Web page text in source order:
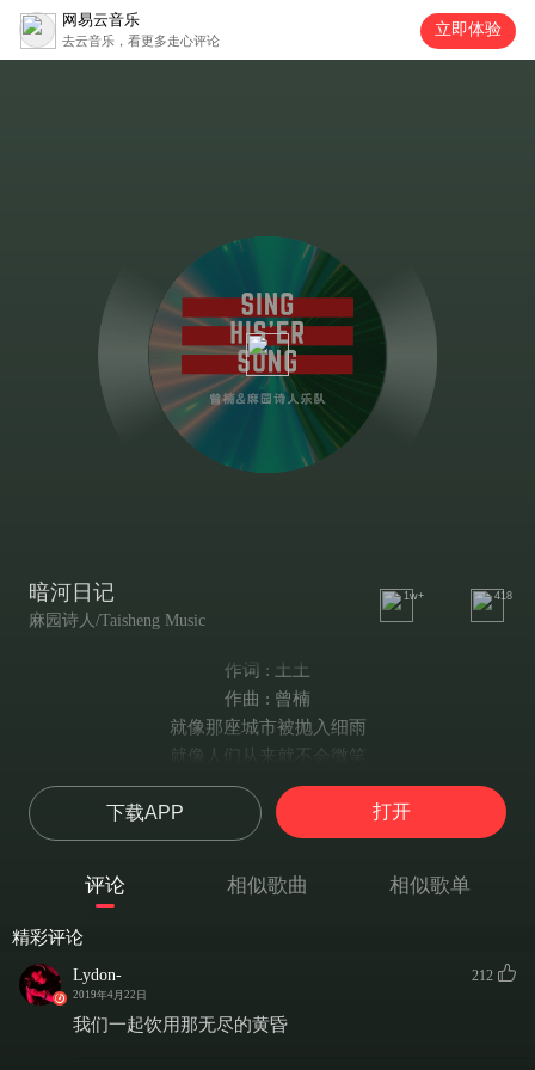
网易云音乐
去云音乐，看更多走心评论
立即体验
暗河日记
麻园诗人/Taisheng Music
1w+ 418
作词 : 土土
作曲 : 曾楠
就像那座城市被抛入细雨
就像人们从来就不会微笑
就像你在转身时把我忘记
一场春的倒影
睡吧，睡吧
走吧，走吧
笑吧，笑吧
下载APP 打开
评论 相似歌曲 相似歌单
精彩评论
Lydon-
2019年4月22日
212
我们一起饮用那无尽的黄昏